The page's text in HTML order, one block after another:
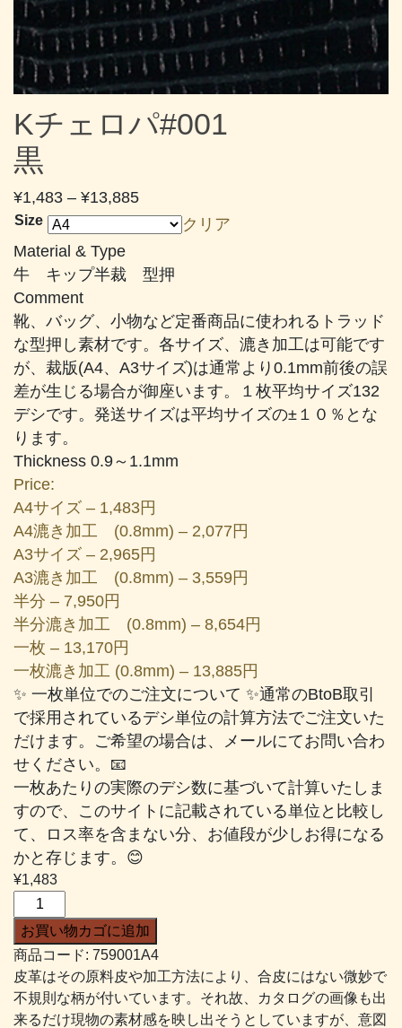
Kチェロパ#001
黒
¥1,483 – ¥13,885価
格
¥1,483
¥13,885
Size
クリア
Material & Type
牛 キップ半裁 型押
Comment
靴、バッグ、小物など定番商品に使われるトラッド
な型押し素材です。各サイズ、漉き加工は可能です
が、裁版(A4、A3サイズ)は通常より0.1mm前後の誤
差が生じる場合が御座います。１枚平均サイズ132
デシです。発送サイズは平均サイズの±１０％とな
ります。
Thickness 0.9～1.1mm
Price:
A4サイズ – 1,483円
A4漉き加工 (0.8mm) – 2,077円
A3サイズ – 2,965円
A3漉き加工 (0.8mm) – 3,559円
半分 – 7,950円
半分漉き加工 (0.8mm) – 8,654円
一枚 – 13,170円
一枚漉き加工 (0.8mm) – 13,885円
✨ 一枚単位でのご注文について ✨通常のBtoB取引
で採用されているデシ単位の計算方法でご注文いた
だけます。ご希望の場合は、メールにてお問い合わ
せください。📧
一枚あたりの実際のデシ数に基づいて計算いたしま
すので、このサイトに記載されている単位と比較し
て、ロス率を含まない分、お値段が少しお得になる
かと存じます。😊
¥1,483
チ
ェ
ロ
パ
#001
お買い物カゴに追加
商品コード: 759001A4
皮革はその原料皮や加工方法により、合皮にはない微妙で
不規則な柄が付いています。それ故、カタログの画像も出
来るだけ現物の素材感を映し出そうとしていますが、意図